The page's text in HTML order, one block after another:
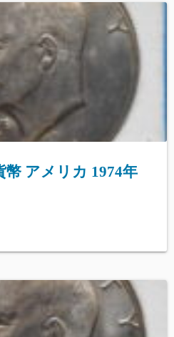
アメリカ 1974年